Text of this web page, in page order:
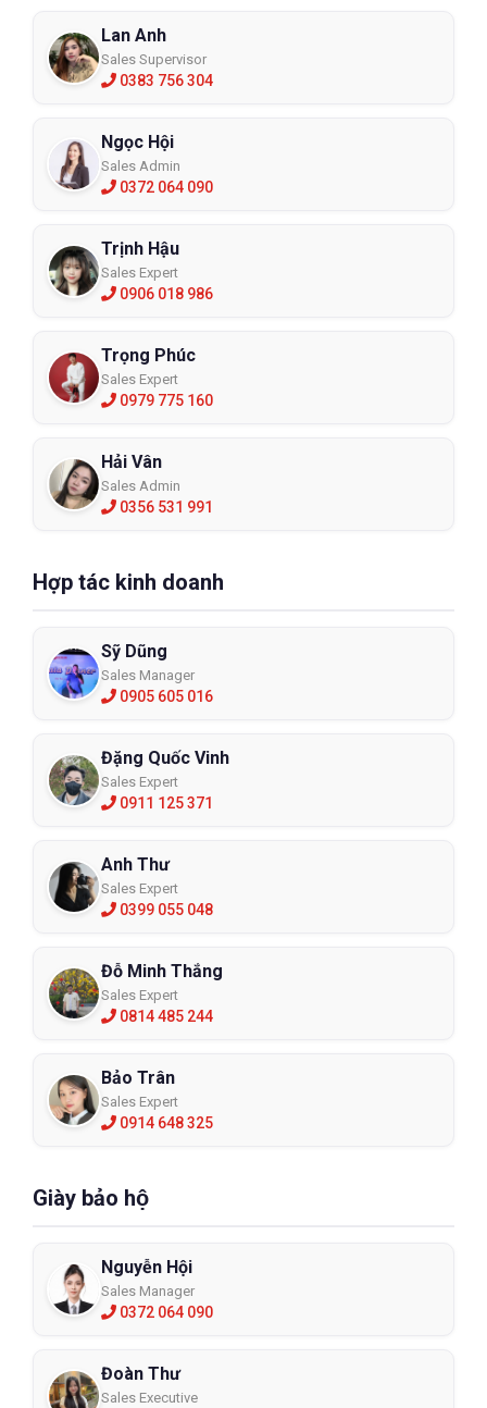
Lan Anh
Sales Supervisor
0383 756 304
Ngọc Hội
Sales Admin
0372 064 090
Trịnh Hậu
Sales Expert
0906 018 986
Trọng Phúc
Sales Expert
0979 775 160
Hải Vân
Sales Admin
0356 531 991
Hợp tác kinh doanh
Sỹ Dũng
Sales Manager
0905 605 016
Đặng Quốc Vinh
Sales Expert
0911 125 371
Anh Thư
Sales Expert
0399 055 048
Đỗ Minh Thắng
Sales Expert
0814 485 244
Bảo Trân
Sales Expert
0914 648 325
Giày bảo hộ
Nguyễn Hội
Sales Manager
0372 064 090
Đoàn Thư
Sales Executive